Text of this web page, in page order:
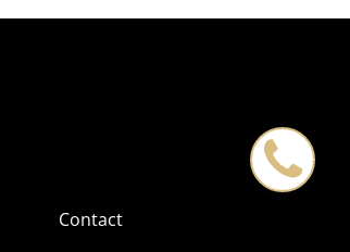
Contact